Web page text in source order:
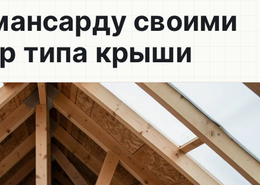
своими
типа крыши